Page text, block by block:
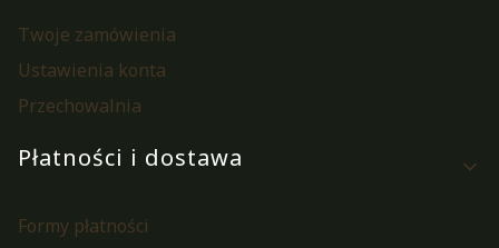
Twoje zamówienia
Ustawienia konta
Przechowalnia
Płatności i dostawa
Formy płatności